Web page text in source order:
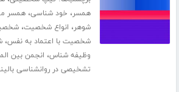
همسر، خود شناسی،همسر
شوهر، انواع شخصیت،
شخصیت با اعتماد به نفس،
وظیفه شناس، انجمن بین
تشخیصی در روانشناسی